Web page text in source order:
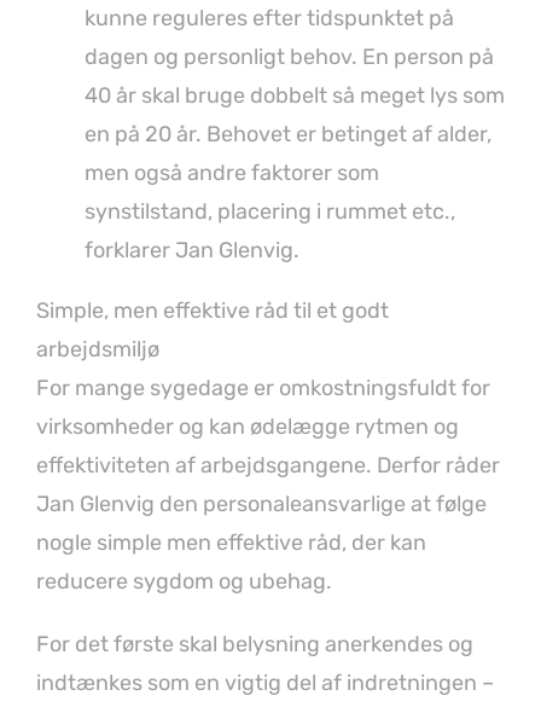
kunne reguleres efter tidspunktet på
dagen og personligt behov. En person på
40 år skal bruge dobbelt så meget lys som
en på 20 år. Behovet er betinget af alder,
men også andre faktorer som
synstilstand, placering i rummet etc.,
forklarer Jan Glenvig.
Simple, men effektive råd til et godt
arbejdsmiljø
For mange sygedage er omkostningsfuldt for
virksomheder og kan ødelægge rytmen og
effektiviteten af arbejdsgangene. Derfor råder
Jan Glenvig den personaleansvarlige at følge
nogle simple men effektive råd, der kan
reducere sygdom og ubehag.
For det første skal belysning anerkendes og
indtænkes som en vigtig del af indretningen –